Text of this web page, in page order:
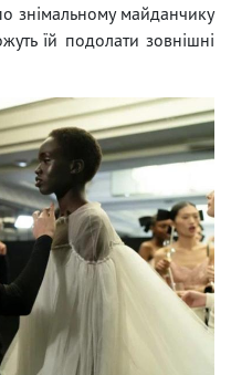
знімальному майданчику
їй подолати зовнішні